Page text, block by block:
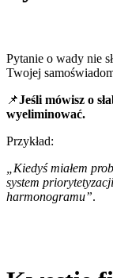
Pytanie o wady nie
Twojej
📌Jeśli mówisz o
wyeliminować.
Przykład:
„Kiedyś miałem
system
harmonogramu”.